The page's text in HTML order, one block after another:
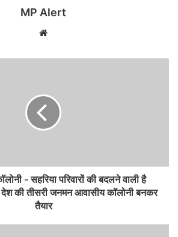
MP Alert
Website
- सहरिया परिवारों की बदलने वाली है
देश की तीसरी जनमन आवासीय कॉलोनी बनकर
तैयार